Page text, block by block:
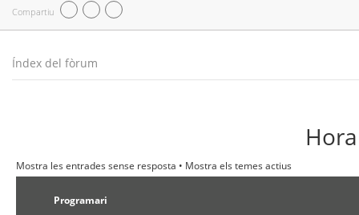
Compartiu
Índex del fòrum
Mostra les entrades sense resposta • Mostra els temes actius
Programari